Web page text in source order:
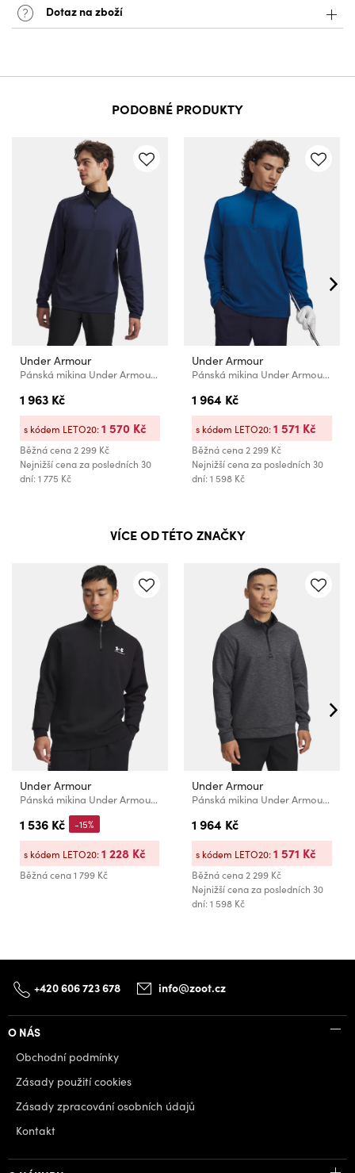
Dotaz na zboží
PODOBNÉ PRODUKTY
Under Armour
Pánská mikina Under Armour UA Drive Lightweight 1/2 Zip
1 963 Kč
Běžná cena2 299 Kč
Nejnižší cena za posledních 30
dní: 1 775 Kč
s kódem LETO20:1 570 Kč
Under Armour
Pánská mikina Under Armour UA Drive Lightweight 1/2 Zip
1 964 Kč
Běžná cena2 299 Kč
Nejnižší cena za posledních 30
dní: 1 598 Kč
s kódem LETO20:1 571 Kč
VÍCE OD TÉTO ZNAČKY
Under Armour
Pánská mikina Under Armour UA Icon Fleece 1/4 Zip-BLK
1 536 Kč
Běžná cena1 799 Kč
-15%
s kódem LETO20:1 228 Kč
Under Armour
Pánská mikina Under Armour UA Drive Midlayer Pullover-BLK
1 964 Kč
Běžná cena2 299 Kč
Nejnižší cena za posledních 30
dní: 1 598 Kč
s kódem LETO20:1 571 Kč
+420 606 723 678 info@zoot.cz
O NÁS
Obchodní podmínky
Zásady použití cookies
Zásady zpracování osobních údajů
Kontakt